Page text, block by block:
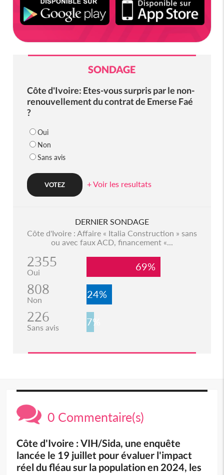
SONDAGE
Côte d'Ivoire: Etes-vous surpris par le non-
renouvellement du contrat de Emerse Faé
?
Oui
Non
Sans avis
+ Voir les resultats
DERNIER SONDAGE
Côte d'Ivoire : Affaire « Italia Construction » sans
ou avec faux ACD, financement «...
2355
Oui 69%
808
Non 24%
226
Sans avis 7%
0 Commentaire(s)
Côte d'Ivoire : VIH/Sida, une enquête
lancée le 19 juillet pour évaluer l'impact
réel du fléau sur la population en 2024, les